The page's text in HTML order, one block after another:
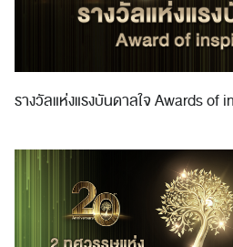
รางวัลแห่งแรงบันดาลใจ Awards of